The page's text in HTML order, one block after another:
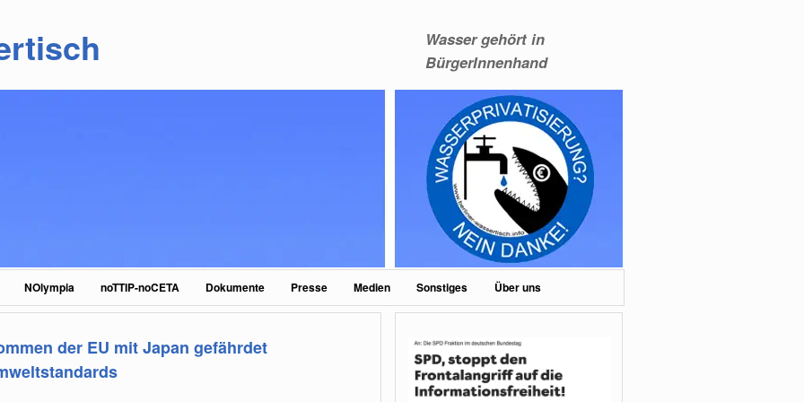
Wasser gehört in
BürgerInnenhand
NOlympia noTTIP-noCETA Dokumente Presse Medien Sonstiges Über uns
der EU mit Japan gefährdet